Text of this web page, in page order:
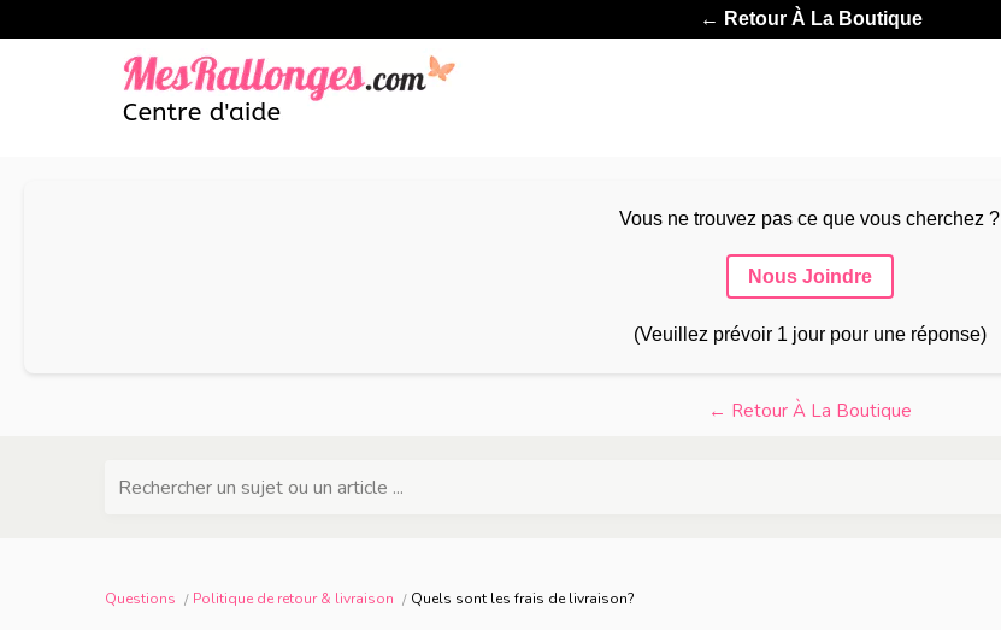
← Retour À La Boutique
Vous ne trouvez pas ce que vous cherchez ?
Nous Joindre
(Veuillez prévoir 1 jour pour une réponse)
← Retour À La Boutique
Rechercher un sujet ou un article ...
Questions Politique de retour & livraison Quels sont les frais de livraison?